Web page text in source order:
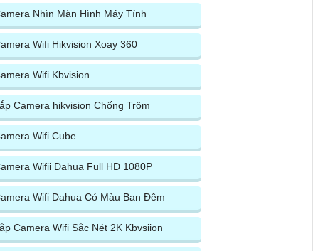
Nhìn Màn Hình Máy Tính
Wifi Hikvision Xoay 360
Wifi Kbvision
Camera hikvision Chống Trộm
Wifi Cube
Wifii Dahua Full HD 1080P
Wifi Dahua Có Màu Ban Đêm
Camera Wifi Sắc Nét 2K Kbvsiion